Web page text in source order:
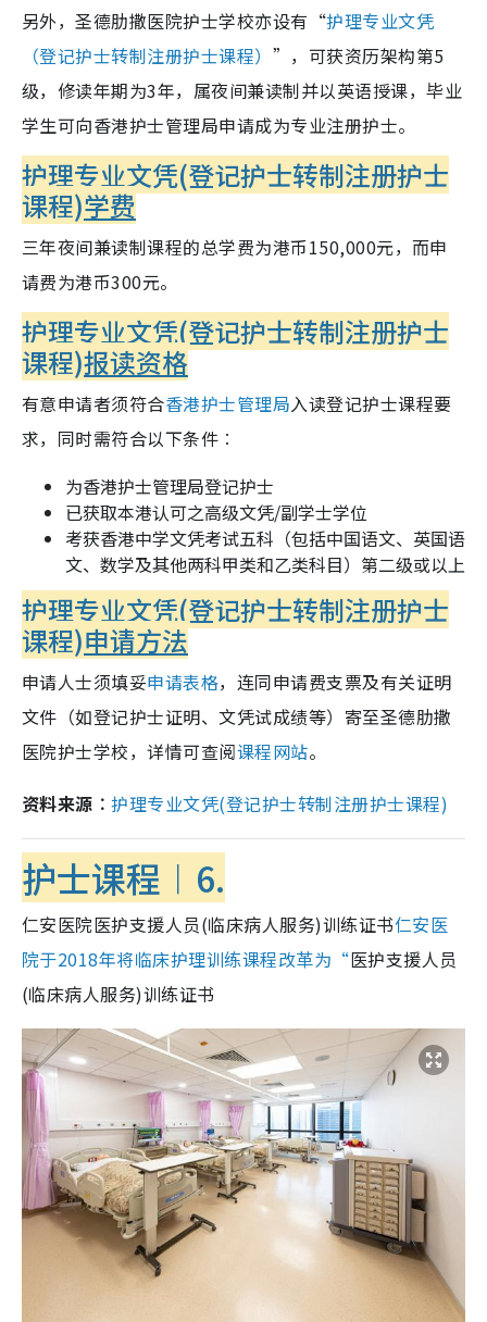
另外，圣德肋撒医院护士学校亦设有“护理专业文凭
（登记护士转制注册护士课程） ”，可获资历架构第5
级，修读年期为3年，属夜间兼读制并以英语授课，毕业
学生可向香港护士管理局申请成为专业注册护士。
护理专业文凭(登记护士转制注册护士
课程)学费
三年夜间兼读制课程的总学费为港币150,000元，而申
请费为港币300元。
护理专业文凭(登记护士转制注册护士
课程)报读资格
有意申请者须符合香港护士管理局入读登记护士课程要
求，同时需符合以下条件︰
为香港护士管理局登记护士
已获取本港认可之高级文凭/副学士学位
考获香港中学文凭考试五科（包括中国语文、英国语
文、数学及其他两科甲类和乙类科目）第二级或以上
护理专业文凭(登记护士转制注册护士
课程)申请方法
申请人士须填妥申请表格，连同申请费支票及有关证明
文件（如登记护士证明、文凭试成绩等）寄至圣德肋撒
医院护士学校，详情可查阅课程网站。
资料来源︰护理专业文凭(登记护士转制注册护士课程)
护士课程︱6.
仁安医院医护支援人员(临床病人服务)训练证书仁安医
院于2018年将临床护理训练课程改革为“医护支援人员
(临床病人服务)训练证书